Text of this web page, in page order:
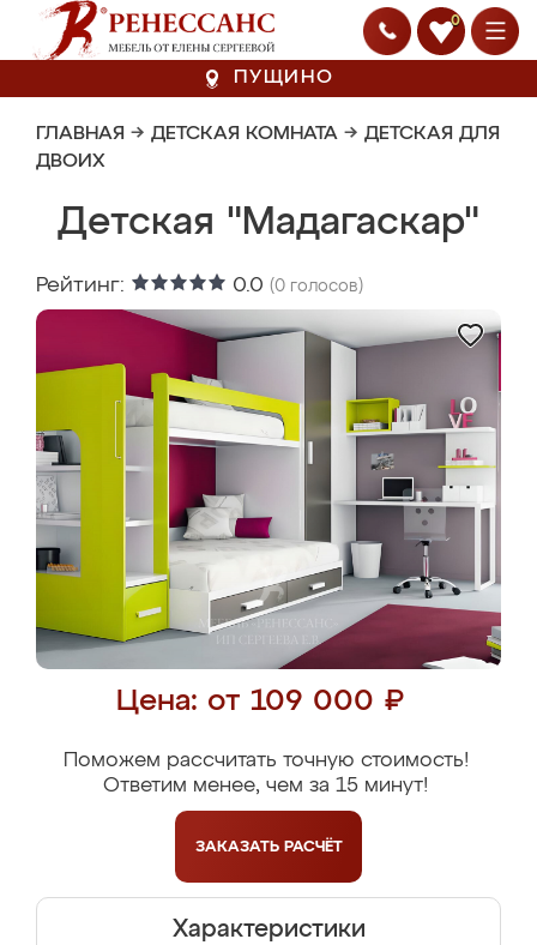
0
ПУЩИНО
ГЛАВНАЯ → ДЕТСКАЯ КОМНАТА → ДЕТСКАЯ ДЛЯ
ДВОИХ
Детская "Мадагаскар"
Рейтинг: 0.0 (0 голосов)
Цена: от 109 000 ₽
Поможем рассчитать точную стоимость!
Ответим менее, чем за 15 минут!
ЗАКАЗАТЬ РАСЧЁТ
Характеристики